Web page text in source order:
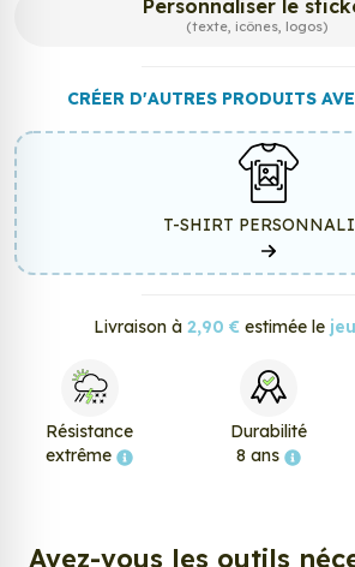
Personnaliser le
(texte, icônes, logos)
CRÉER D'AUTRES PRODUITS
T-SHIRT
Livraison à 2,90 € estimée le
Résistance
extrême
Durabilité
8 ans
Avez-vous les outils